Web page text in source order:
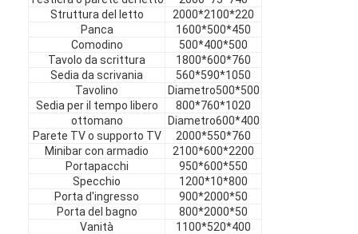
Mobili in hotel
Arredamento per ville
Arredamento per appartamenti
Arredamento per club commerciali
Mobili per sala da pranzo
Mobili per ufficio
Arredamento fisso
Struttura del letto
2000*2100*220
Panca
1600*500*450
Comodino
500*400*500
Tavolo da scrittura
1800*600*760
Sedia da scrivania
560*590*1050
Tavolino
Diametro500*500
Sedia per il tempo libero
800*760*1020
ottomano
Diametro600*400
Parete TV o supporto TV
2000*550*760
Minibar con armadio
2100*600*2200
Portapacchi
950*600*550
Specchio
1200*10*800
Porta d'ingresso
900*2000*50
Porta del bagno
800*2000*50
Vanità
1100*520*400